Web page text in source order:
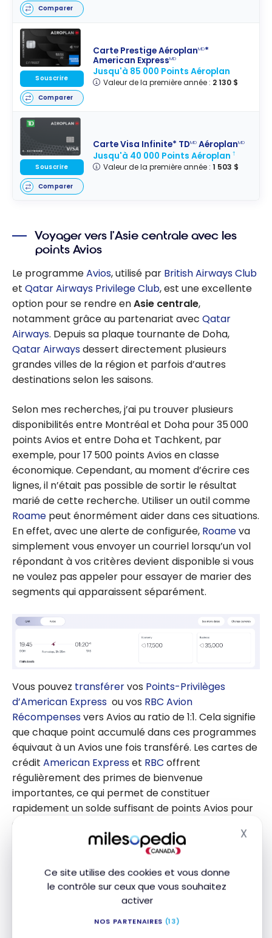
Ce site utilise des cookies et vous donne
le contrôle sur ceux que vous souhaitez
activer
NOS PARTENAIRES (13)
X
Comparer
Carte Prestige AéroplanMD*
American ExpressMD
Jusqu'à 85 000 Points Aéroplan
Valeur de la première année : 2 130 $
Souscrire
Comparer
Carte Visa Infinite* TDMD AéroplanMD
Jusqu'à 40 000 Points Aéroplan†
Valeur de la première année : 1 503 $
Souscrire
Comparer
Voyager vers l’Asie centrale avec les
points Avios
Le programmeAvios, utilisé par British Airways Club
et Qatar Airways Privilege Club, est une excellente
option pour se rendre enAsie centrale,
notamment grâce au partenariat avec Qatar
Airways. Depuis sa plaque tournante de Doha,
Qatar Airwaysdessert directement plusieurs
grandes villes de la région et parfois d’autres
destinations selon les saisons.
Selon mes recherches, j’ai pu trouver plusieurs
disponibilités entre Montréal et Doha pour 35 000
points Avios et entre Doha et Tachkent, par
exemple, pour 17 500 points Avios en classe
économique. Cependant, au moment d’écrire ces
lignes, il n’était pas possible de sortir le résultat
marié de cette recherche. Utiliser un outil comme
Roame peut énormément aider dans ces situations.
En effet, avec une alerte de configurée, Roameva
simplement vous envoyer un courriel lorsqu’un vol
répondant à vos critères devient disponible si vous
ne voulez pas appeler pour essayer de marier des
segments qui apparaissent séparément.
Vous pouvez transférervos Points-Privilèges
d’American Express ou vos RBC Avion
Récompensesvers Avios au ratio de 1:1. Cela signifie
que chaque point accumulé dans ces programmes
équivaut à un Avios une fois transféré. Les cartes de
crédit American Expresset RBC offrent
régulièrement des primes de bienvenue
importantes, ce qui permet de constituer
rapidement un solde suffisant de points Avios pour
couvrir des segments de vol stratégiques, par
exemple entre Doha et Tachkent, Almaty ou
Encore mieux : plusieurs fois par an, despromotions
de transfert bonifié chez RBC Avion
Concrètement, si vous transférez 55 000 points